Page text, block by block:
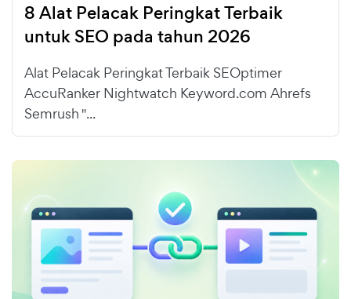
8 Alat Pelacak Peringkat Terbaik
untuk SEO pada tahun 2026
Alat Pelacak Peringkat Terbaik SEOptimer
AccuRanker Nightwatch Keyword.com Ahrefs
Semrush "...